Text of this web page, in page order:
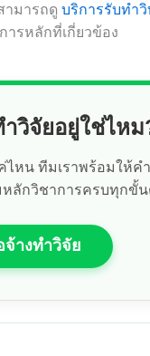
ามารถดู บริการรับทำ
ารหลักที่เกี่ยวข้อง
วิจัยอยู่ใช่ไหม
ไหน ทีมเราพร้อมให้
หลักวิชาการครบทุกขั้
างทำวิจัย